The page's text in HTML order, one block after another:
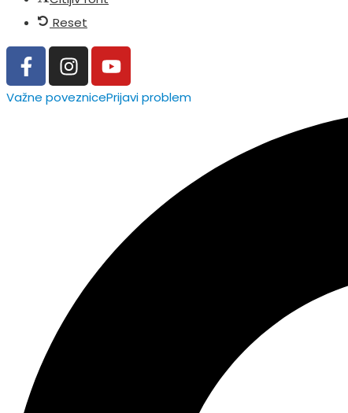
Reset
Važne poveznicePrijavi problem